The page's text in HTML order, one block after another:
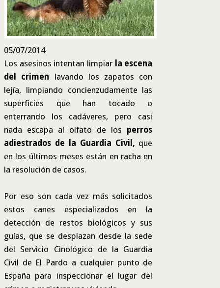
05/07/2014
Los asesinos intentan limpiar la escena
del crimen lavando los zapatos con
lejía, limpiando concienzudamente las
superficies que han tocado o
enterrando los cadáveres, pero casi
nada escapa al olfato de los perros
adiestrados de la Guardia Civil, que
en los últimos meses están en racha en
la resolución de casos.
Por eso son cada vez más solicitados
estos canes especializados en la
detección de restos biológicos y sus
guías, que se desplazan desde la sede
del Servicio Cinológico de la Guardia
Civil de El Pardo a cualquier punto de
España para inspeccionar el lugar del